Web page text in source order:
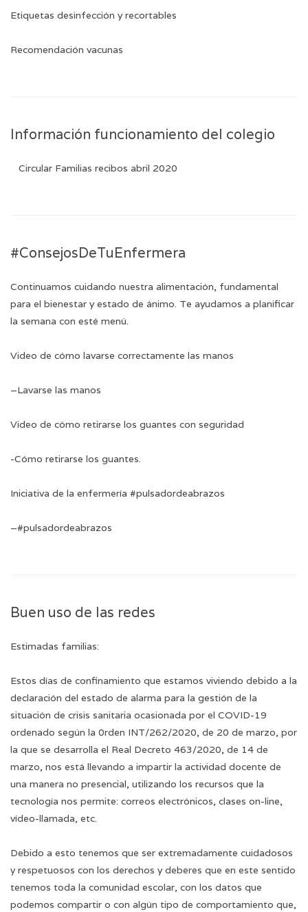
Etiquetas desinfección y recortables
Recomendación vacunas
Información funcionamiento del colegio
Circular Familias recibos abril 2020
#ConsejosDeTuEnfermera
Continuamos cuidando nuestra alimentación, fundamental
para el bienestar y estado de ánimo. Te ayudamos a planificar
la semana con esté menú.
Video de cómo lavarse correctamente las manos
–Lavarse las manos
Video de cómo retirarse los guantes con seguridad
-Cómo retirarse los guantes.
Iniciativa de la enfermería #pulsadordeabrazos
–#pulsadordeabrazos
Buen uso de las redes
Estimadas familias:
Estos días de confinamiento que estamos viviendo debido a la
declaración del estado de alarma para la gestión de la
situación de crisis sanitaria ocasionada por el COVID-19
ordenado según la 0rden INT/262/2020, de 20 de marzo, por
la que se desarrolla el Real Decreto 463/2020, de 14 de
marzo, nos está llevando a impartir la actividad docente de
una manera no presencial, utilizando los recursos que la
tecnología nos permite: correos electrónicos, clases on-line,
vídeo-llamada, etc.
Debido a esto tenemos que ser extremadamente cuidadosos
y respetuosos con los derechos y deberes que en este sentido
tenemos toda la comunidad escolar, con los datos que
podemos compartir o con algún tipo de comportamiento que,